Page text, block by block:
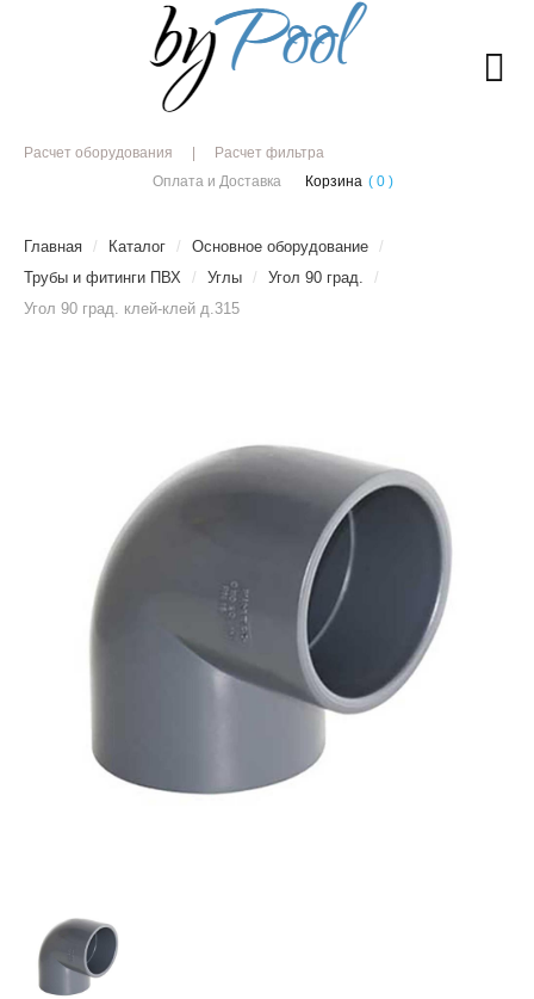
Расчет оборудования
Расчет фильтра
Оплата и Доставка
Корзина ( 0 )
Главная / Каталог / Основное оборудование /
Трубы и фитинги ПВХ / Углы / Угол 90 град.
/
Угол 90 град. клей-клей д.315